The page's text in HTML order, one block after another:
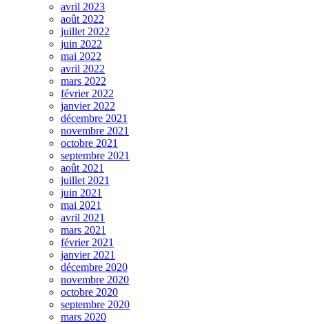
avril 2023
août 2022
juillet 2022
juin 2022
mai 2022
avril 2022
mars 2022
février 2022
janvier 2022
décembre 2021
novembre 2021
octobre 2021
septembre 2021
août 2021
juillet 2021
juin 2021
mai 2021
avril 2021
mars 2021
février 2021
janvier 2021
décembre 2020
novembre 2020
octobre 2020
septembre 2020
mars 2020